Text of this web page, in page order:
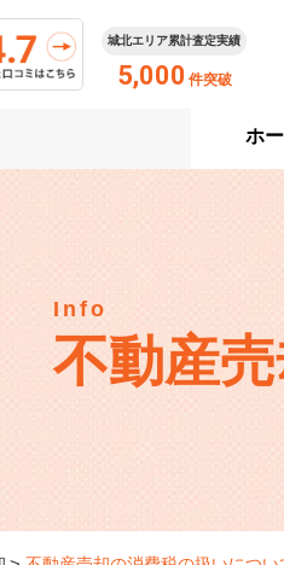
城北エリア累計査定実績
5,000 件突破
ホ
Info
不動産